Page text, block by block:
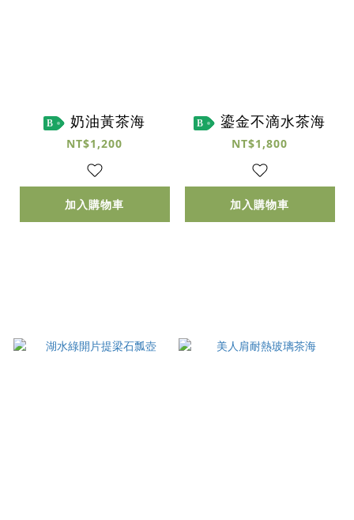
B 奶油黃茶海
NT$1,200
加入購物車
B 鎏金不滴水茶海
NT$1,800
加入購物車